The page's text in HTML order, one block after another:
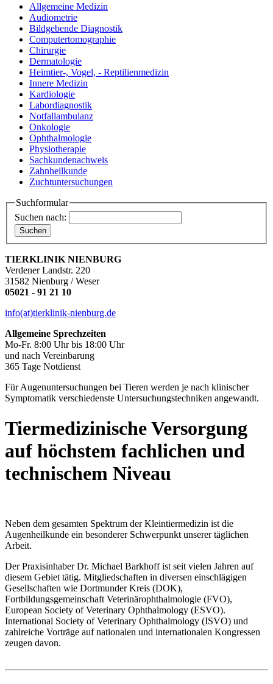
Allgemeine Medizin
Audiometrie
Bildgebende Diagnostik
Computertomographie
Chirurgie
Dermatologie
Heimtier-, Vogel, - Reptilienmedizin
Innere Medizin
Kardiologie
Labordiagnostik
Notfallambulanz
Onkologie
Ophthalmologie
Physiotherapie
Sachkundenachweis
Zahnheilkunde
Zuchtuntersuchungen
Suchformular
Suchen nach:
TIERKLINIK NIENBURG
Verdener Landstr. 220
31582 Nienburg / Weser
05021 - 91 21 10
info(at)tierklinik-nienburg.de
Allgemeine Sprechzeiten
Mo-Fr. 8:00 Uhr bis 18:00 Uhr
und nach Vereinbarung
365 Tage Notdienst
Für Augenuntersuchungen bei Tieren werden je nach klinischer
Symptomatik verschiedenste Untersuchungstechniken angewandt.
Tiermedizinische Versorgung
auf höchstem fachlichen und
technischem Niveau
Neben dem gesamten Spektrum der Kleintiermedizin ist die
Augenheilkunde ein besonderer Schwerpunkt unserer täglichen
Arbeit.
Der Praxisinhaber Dr. Michael Barkhoff ist seit vielen Jahren auf
diesem Gebiet tätig. Mitgliedschaften in diversen einschlägigen
Gesellschaften wie Dortmunder Kreis (DOK),
Fortbildungsgemeinschaft Veterinärophthalmologie (FVO),
European Society of Veterinary Ophthalmology (ESVO).
International Society of Veterinary Ophthalmology (ISVO) und
zahlreiche Vorträge auf nationalen und internationalen Kongressen
zeugen davon.